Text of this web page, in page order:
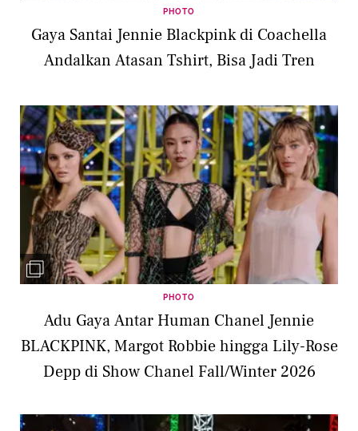
PHOTO
Gaya Santai Jennie Blackpink di Coachella
Andalkan Atasan Tshirt, Bisa Jadi Tren
PHOTO
Adu Gaya Antar Human Chanel Jennie
BLACKPINK, Margot Robbie hingga Lily-Rose
Depp di Show Chanel Fall/Winter 2026